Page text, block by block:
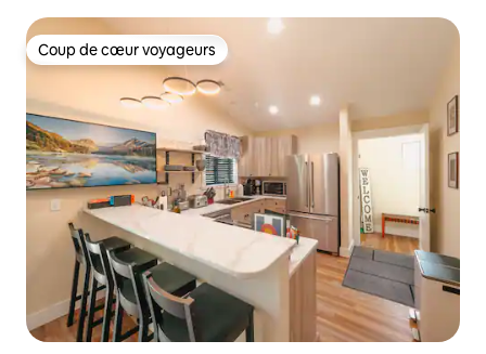
Coup de cœur voyageurs
Coup de cœur voyageurs